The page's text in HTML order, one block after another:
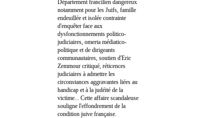
Département francilien dangereux
notamment pour les Juifs, famille
endeuillée et isolée contrainte
d'enquêter face aux
dysfonctionnements politico-
judiciaires, omerta médiatico-
politique et de dirigeants
communautaires, soutien d'Eric
Zemmour critiqué, réticences
judiciaires à admettre les
circonstances aggravantes liées au
handicap et à la judéité de la
victime... Cette affaire scandaleuse
souligne l'effondrement de la
condition juive française.